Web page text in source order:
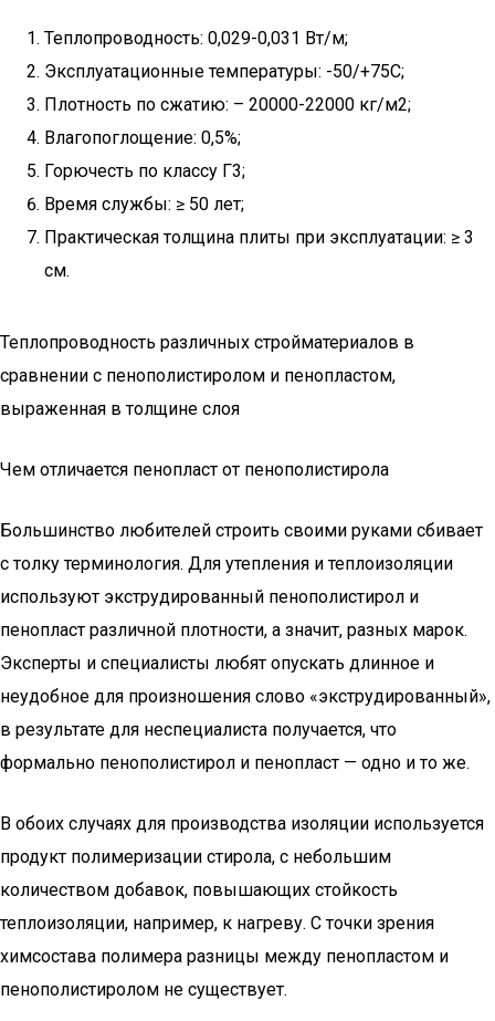
Теплопроводность: 0,029-0,031 Вт/м;
Эксплуатационные температуры: -50/+75С;
Плотность по сжатию: – 20000-22000 кг/м2;
Влагопоглощение: 0,5%;
Горючесть по классу Г3;
Время службы: ≥ 50 лет;
Практическая толщина плиты при эксплуатации: ≥ 3
см.
Теплопроводность различных стройматериалов в
сравнении с пенополистиролом и пенопластом,
выраженная в толщине слоя
Чем отличается пенопласт от пенополистирола
Большинство любителей строить своими руками сбивает
с толку терминология. Для утепления и теплоизоляции
используют экструдированный пенополистирол и
пенопласт различной плотности, а значит, разных марок.
Эксперты и специалисты любят опускать длинное и
неудобное для произношения слово «экструдированный»,
в результате для неспециалиста получается, что
формально пенополистирол и пенопласт — одно и то же.
В обоих случаях для производства изоляции используется
продукт полимеризации стирола, с небольшим
количеством добавок, повышающих стойкость
теплоизоляции, например, к нагреву. С точки зрения
химсостава полимера разницы между пенопластом и
пенополистиролом не существует.